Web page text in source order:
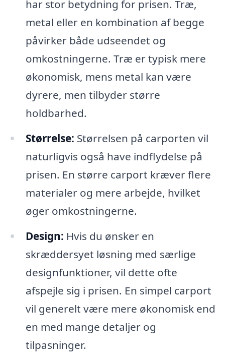
har stor betydning for prisen. Træ,
metal eller en kombination af begge
påvirker både udseendet og
omkostningerne. Træ er typisk mere
økonomisk, mens metal kan være
dyrere, men tilbyder større
holdbarhed.
Størrelse: Størrelsen på carporten vil
naturligvis også have indflydelse på
prisen. En større carport kræver flere
materialer og mere arbejde, hvilket
øger omkostningerne.
Design: Hvis du ønsker en
skræddersyet løsning med særlige
designfunktioner, vil dette ofte
afspejle sig i prisen. En simpel carport
vil generelt være mere økonomisk end
en med mange detaljer og
tilpasninger.